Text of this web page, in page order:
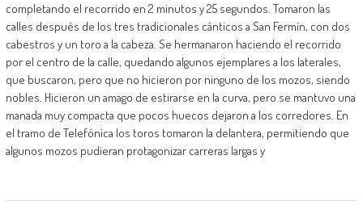
completando el recorrido en 2 minutos y 25 segundos. Tomaron las
calles después de los tres tradicionales cánticos a San Fermín, con dos
cabestros y un toro a la cabeza. Se hermanaron haciendo el recorrido
por el centro de la calle, quedando algunos ejemplares a los laterales,
que buscaron, pero que no hicieron por ninguno de los mozos, siendo
nobles. Hicieron un amago de estirarse en la curva, pero se mantuvo una
manada muy compacta que pocos huecos dejaron a los corredores. En
el tramo de Telefónica los toros tomaron la delantera, permitiendo que
algunos mozos pudieran protagonizar carreras largas y